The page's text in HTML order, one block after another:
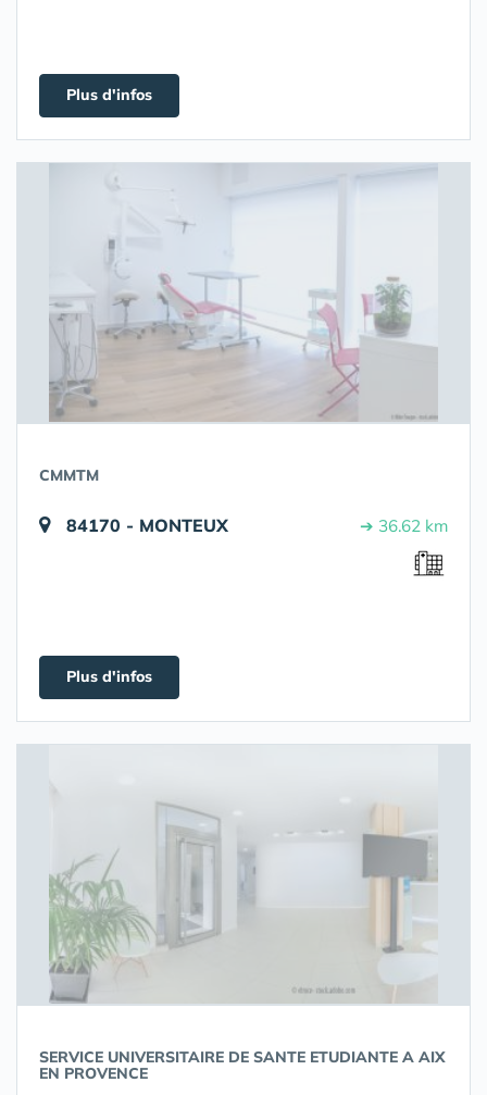
Plus d'infos
CMMTM
84170 - MONTEUX ➔ 36.62 km
Plus d'infos
SERVICE UNIVERSITAIRE DE SANTE ETUDIANTE A AIX
EN PROVENCE